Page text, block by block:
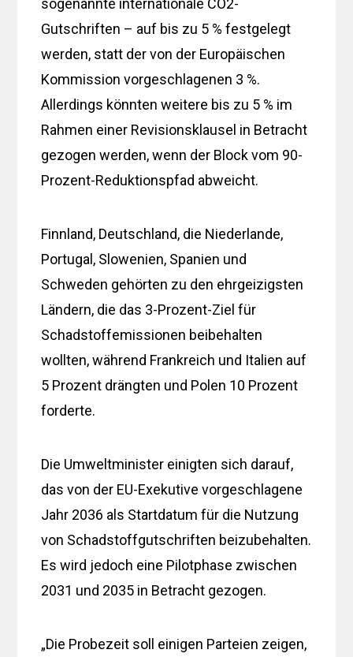
Gutschriften – auf bis zu 5 % festgelegt
werden, statt der von der Europäischen
Kommission vorgeschlagenen 3 %.
Allerdings könnten weitere bis zu 5 % im
Rahmen einer Revisionsklausel in Betracht
gezogen werden, wenn der Block vom 90-
Prozent-Reduktionspfad abweicht.
Finnland, Deutschland, die Niederlande,
Portugal, Slowenien, Spanien und
Schweden gehörten zu den ehrgeizigsten
Ländern, die das 3-Prozent-Ziel für
Schadstoffemissionen beibehalten
wollten, während Frankreich und Italien auf
5 Prozent drängten und Polen 10 Prozent
forderte.
Die Umweltminister einigten sich darauf,
das von der EU-Exekutive vorgeschlagene
Jahr 2036 als Startdatum für die Nutzung
von Schadstoffgutschriften beizubehalten.
Es wird jedoch eine Pilotphase zwischen
2031 und 2035 in Betracht gezogen.
„Die Probezeit soll einigen Parteien zeigen,